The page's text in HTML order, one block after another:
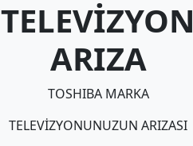
TELEVİZYON
ARIZA
TOSHIBA MARKA
TELEVİZYONUNUZUN ARIZASI